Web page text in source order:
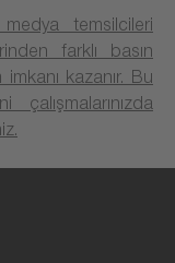
medya temsilcileri
farklı basın
kazanır. Bu